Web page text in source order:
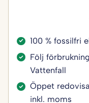
100 % fossilfri
Följ
Vattenfall
Öppet
inkl. moms